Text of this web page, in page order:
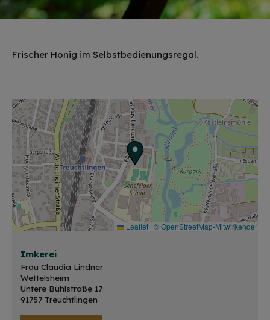
Frischer Honig im Selbstbedienungsregal.
Leaflet | © OpenStreetMap-Mitwirkende
Imkerei
Frau Claudia Lindner
Wettelsheim
Untere Bühlstraße 17
91757 Treuchtlingen